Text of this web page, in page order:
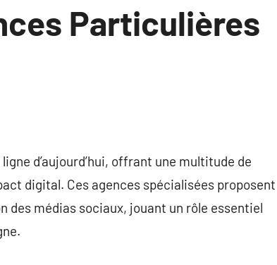
Particulières
d’aujourd’hui, offrant une multitude de
digital. Ces agences spécialisées proposent
des médias sociaux, jouant un rôle essentiel